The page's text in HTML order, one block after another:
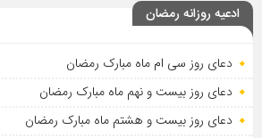
ادعیه روزانه رمضان
دعای روز سی ام ماه مبارک رمضان
دعای روز بیست و نهم ماه مبارک رمضان
دعای روز بیست و هشتم ماه مبارک رمضان